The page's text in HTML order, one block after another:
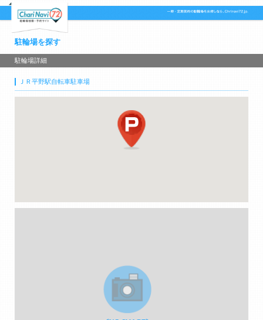
駐輪場を探す
駐輪場詳細
ＪＲ平野駅自転車駐車場